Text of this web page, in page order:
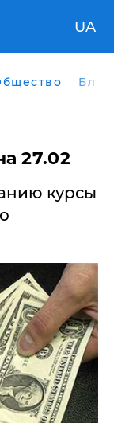
UA
27.02
курсы